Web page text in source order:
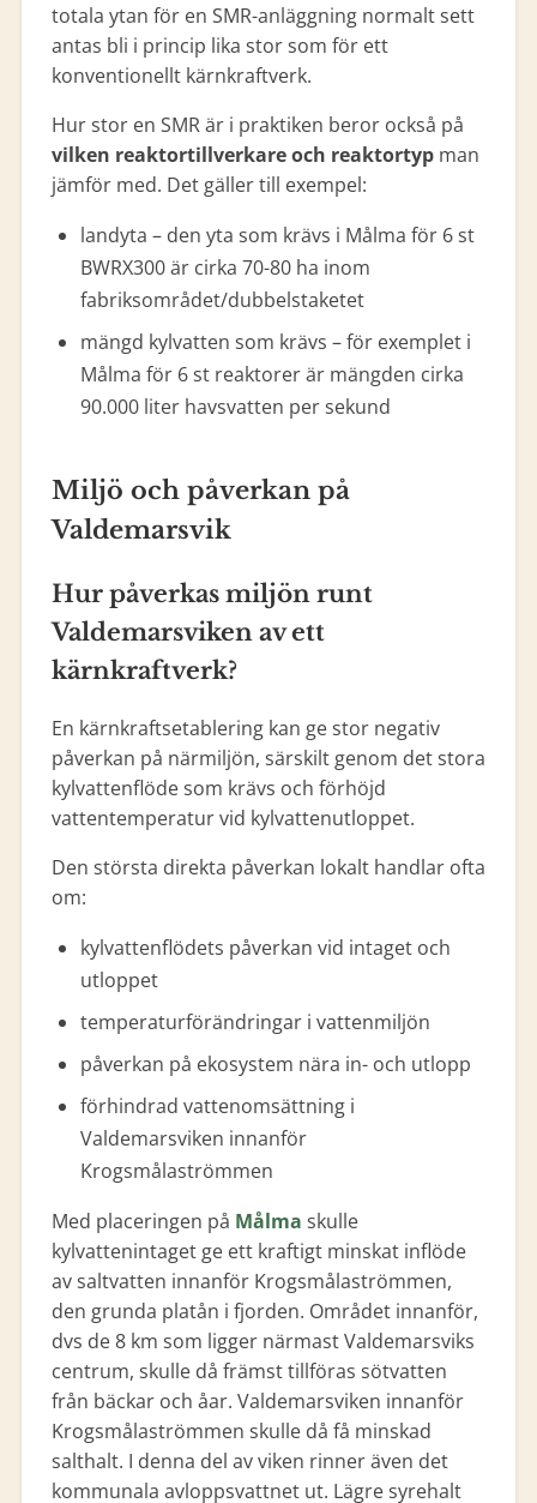
totala ytan för en SMR-anläggning normalt sett
antas bli i princip lika stor som för ett
konventionellt kärnkraftverk.
Hur stor en SMR är i praktiken beror också på
vilken reaktortillverkare och reaktortypman
jämför med. Det gäller till exempel:
landyta – den yta som krävs i Målma för 6 st
BWRX300 är cirka 70-80 ha inom
fabriksområdet/dubbelstaketet
mängd kylvatten som krävs – för exemplet i
Målma för 6 st reaktorer är mängden cirka
90.000 liter havsvatten per sekund
Miljö och påverkan på
Valdemarsvik
Hur påverkas miljön runt
Valdemarsviken av ett
kärnkraftverk?
En kärnkraftsetablering kan ge stor negativ
påverkan på närmiljön, särskilt genom det stora
kylvattenflöde som krävs och förhöjd
vattentemperatur vid kylvattenutloppet.
Den största direkta påverkan lokalt handlar ofta
om:
kylvattenflödets påverkan vid intaget och
utloppet
temperaturförändringar i vattenmiljön
påverkan på ekosystem nära in- och utlopp
förhindrad vattenomsättning i
Valdemarsviken innanför
Krogsmålaströmmen
Med placeringen på Målma skulle
kylvattenintaget ge ett kraftigt minskat inflöde
av saltvatten innanför Krogsmålaströmmen,
den grunda platån i fjorden. Området innanför,
dvs de 8 km som ligger närmast Valdemarsviks
centrum, skulle då främst tillföras sötvatten
från bäckar och åar. Valdemarsviken innanför
Krogsmålaströmmen skulle då få minskad
salthalt. I denna del av viken rinner även det
kommunala avloppsvattnet ut. Lägre syrehalt